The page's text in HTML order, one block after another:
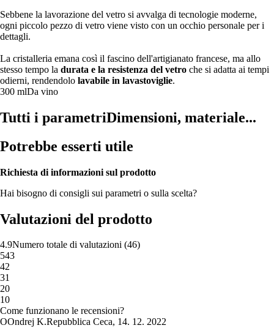
Sebbene la lavorazione del vetro si avvalga di tecnologie moderne,
ogni piccolo pezzo di vetro viene visto con un occhio personale per i
dettagli.
La cristalleria emana così il fascino dell'artigianato francese, ma allo
stesso tempo la durata e la resistenza del vetro che si adatta ai tempi
odierni, rendendolo lavabile in lavastoviglie.
300 mlDa vino
Tutti i parametriDimensioni, materiale...
Potrebbe esserti utile
Richiesta di informazioni sul prodotto
Hai bisogno di consigli sui parametri o sulla scelta?
Valutazioni del prodotto
4.9Numero totale di valutazioni (46)
543
42
31
20
10
Come funzionano le recensioni?
OOndrej K.Repubblica Ceca, 14. 12. 2022